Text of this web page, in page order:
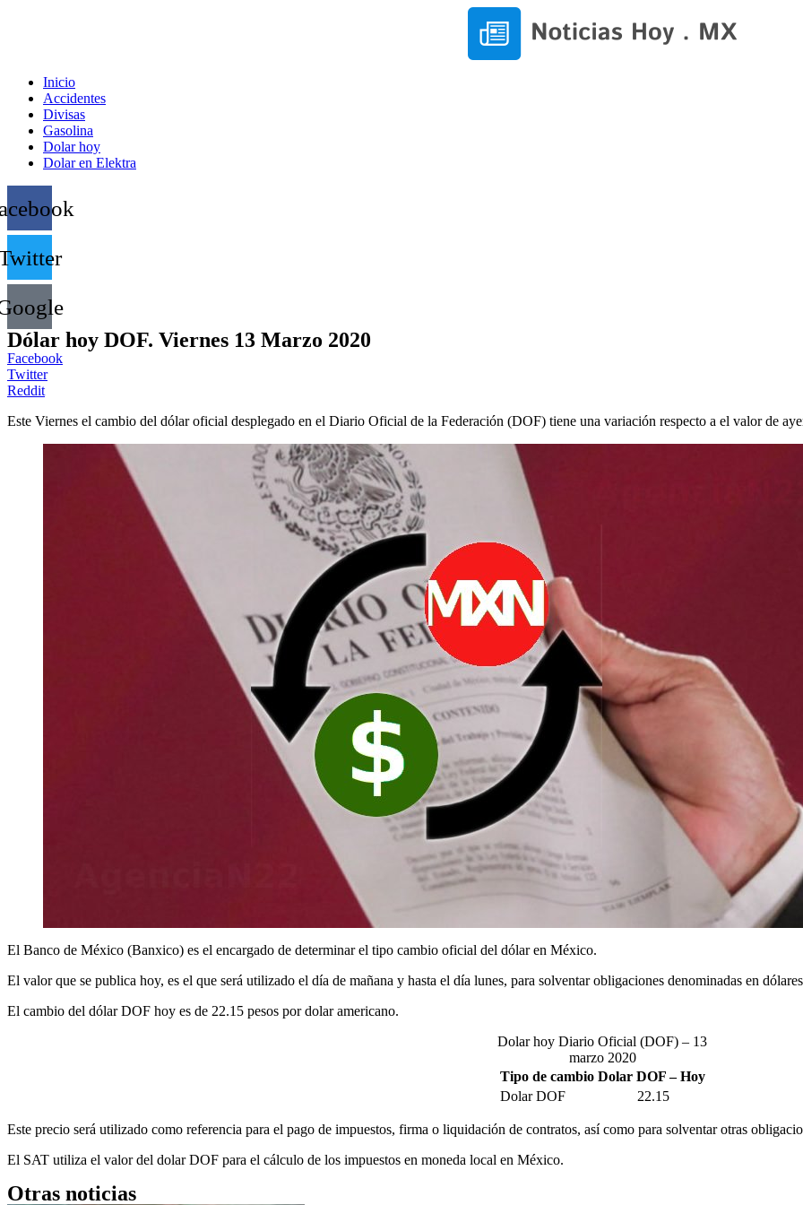
Inicio
Accidentes
Divisas
Gasolina
Dolar hoy
Dolar en Elektra
Dólar hoy DOF. Viernes 13 Marzo 2020
Facebook
Twitter
Reddit
Este Viernes el cambio del dólar oficial desplegado en el Diario Oficial de la Federación (DOF) tiene una variación respecto a el valor de
El Banco de México (Banxico) es el encargado de determinar el tipo cambio oficial del dólar en México.
El valor que se publica hoy, es el que será utilizado el día de mañana y hasta el día lunes, para solventar obligaciones denominadas en
El cambio del dólar DOF hoy es de 22.15 pesos por dolar americano.
Dolar hoy Diario Oficial (DOF) – 13
marzo 2020
Tipo de cambio Dolar DOF – Hoy
Dolar DOF
22.15
Este precio será utilizado como referencia para el pago de impuestos, firma o liquidación de contratos, así como para solventar otras
El SAT utiliza el valor del dolar DOF para el cálculo de los impuestos en moneda local en México.
Otras noticias